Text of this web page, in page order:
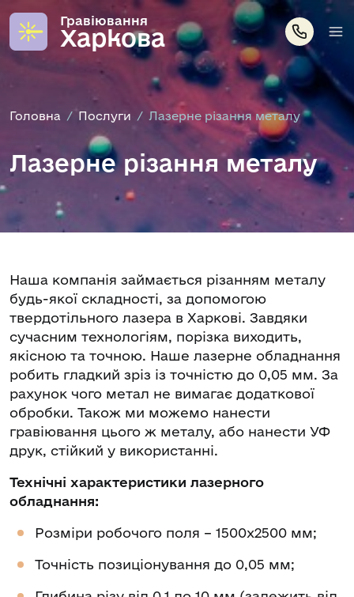
Гравіювання
Харкова
Головна Послуги Лазерне різання металу
Лазерне різання металу
Наша компанія займається різанням металу
будь-якої складності, за допомогою
твердотільного лазера в Харкові. Завдяки
сучасним технологіям, порізка виходить,
якісною та точною. Наше лазерне обладнання
робить гладкий зріз із точністю до 0,05 мм. За
рахунок чого метал не вимагає додаткової
обробки. Також ми можемо нанести
гравіювання цього ж металу, або нанести УФ
друк, стійкий у використанні.
Технічні характеристики лазерного
обладнання:
Розміри робочого поля – 1500х2500 мм;
Точність позиціонування до 0,05 мм;